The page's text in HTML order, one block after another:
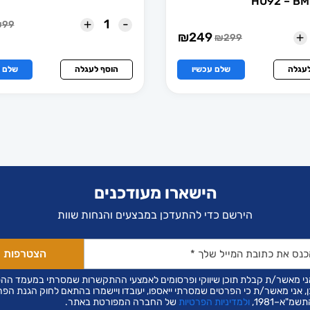
+
₪299
המחיר
המקורי
היה:
₪299.
₪249המחיר
הנוכחי
הוא:
₪249.
שלם עכשיו
-
+
99
הוסף לעגלה שלם
הישארו מעודכנים
הירשם כדי להתעדכן במבצעים והנחות שוות
מאשר/ת קבלת תוכן שיווקי ופרסומים לאמצעי ההתקשרות שמסרתי במעמד
אני מאשר/ת כי הפרטים שמסרתי ייאספו, יעובדו ויישמרו בהתאם לחוק הגנת
ולמדיניות הפרטיות של החברה המפורטת באתר.